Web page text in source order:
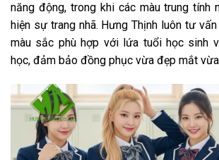
năng động, trong khi các màu trung tính
hiện sự trang nhã. Hưng Thịnh luôn tư
màu sắc phù hợp với lứa tuổi học sinh
học, đảm bảo đồng phục vừa đẹp mắt